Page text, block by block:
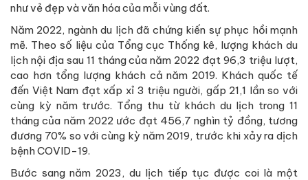
như vẻ đẹp và văn hóa của mỗi vùng đất.
Năm 2022, ngành du lịch đã chứng kiến sự phục hồi mạnh
mẽ. Theo số liệu của Tổng cục Thống kê, lượng khách du
lịch nội địa sau 11 tháng của năm 2022 đạt 96,3 triệu lượt,
cao hơn tổng lượng khách cả năm 2019. Khách quốc tế
đến Việt Nam đạt xấp xỉ 3 triệu người, gấp 21,1 lần so với
cùng kỳ năm trước. Tổng thu từ khách du lịch trong 11
tháng của năm 2022 ước đạt 456,7 nghìn tỷ đồng, tương
đương 70% so với cùng kỳ năm 2019, trước khi xảy ra dịch
bệnh COVID-19.
Bước sang năm 2023, du lịch tiếp tục được coi là một